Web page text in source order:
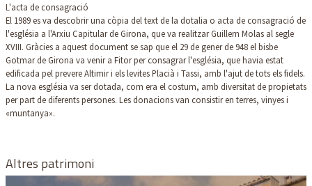
L'acta de consagració
El 1989 es va descobrir una còpia del text de la dotalia o acta de consagració de
l'església a l'Arxiu Capitular de Girona, que va realitzar Guillem Molas al segle
XVIII. Gràcies a aquest document se sap que el 29 de gener de 948 el bisbe
Gotmar de Girona va venir a Fitor per consagrar l'església, que havia estat
edificada pel prevere Altimir i els levites Placià i Tassi, amb l'ajut de tots els fidels.
La nova església va ser dotada, com era el costum, amb diversitat de propietats
per part de diferents persones. Les donacions van consistir en terres, vinyes i
«muntanya».
Altres patrimoni